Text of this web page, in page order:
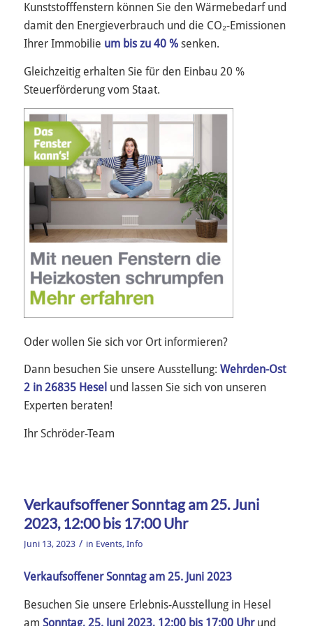
Kunststofffenstern können Sie den Wärmebedarf und
damit den Energieverbrauch und die CO₂-Emissionen
Ihrer Immobilie um bis zu 40 %senken.
Gleichzeitig erhalten Sie für den Einbau 20 %
Steuerförderung vom Staat.
Oder wollen Sie sich vor Ort informieren?
Dann besuchen Sie unsere Ausstellung: Wehrden-Ost
2 in 26835 Hesel und lassen Sie sich von unseren
Experten beraten!
Ihr Schröder-Team
Verkaufsoffener Sonntag am 25. Juni
2023, 12:00 bis 17:00 Uhr
Juni 13, 2023 / in Events, Info
Verkaufsoffener Sonntag am 25. Juni 2023
Besuchen Sie unsere Erlebnis-Ausstellung in Hesel
am Sonntag, 25. Juni 2023, 12:00 bis 17:00 Uhrund